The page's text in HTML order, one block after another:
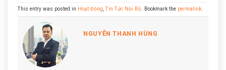
This entry was posted in Hoạt Động ,Tin Tức Nội Bộ . Bookmark the permalink
NGUYỄN THANH HÙNG